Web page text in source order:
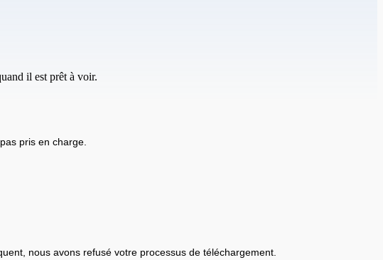
il est prêt à voir.
pris en charge.
nous avons refusé votre processus de téléchargement.